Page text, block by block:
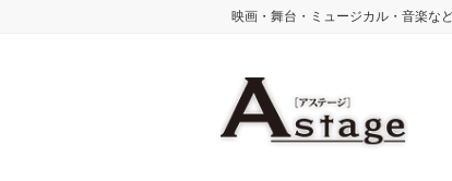
映画・舞台・ミュージカル・音楽な